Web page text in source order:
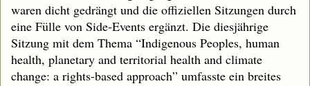
waren dicht gedrängt und die offiziellen Sitzungen durch
eine Fülle von Side-Events ergänzt. Die diesjährige
Sitzung mit dem Thema “Indigenous Peoples, human
health, planetary and territorial health and climate
change: a rights-based approach” umfasste ein breites